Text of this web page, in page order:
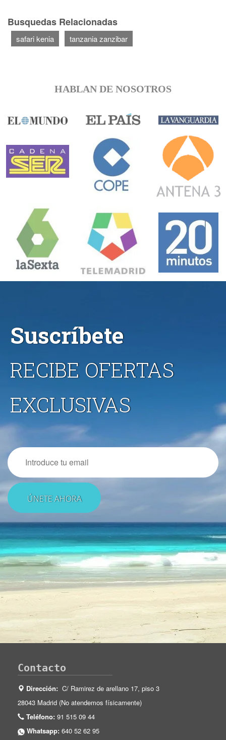
Busquedas Relacionadas
safari kenia tanzania zanzibar
HABLAN DE NOSOTROS
Suscríbete
RECIBE OFERTAS
EXCLUSIVAS
Email
Contacto
Dirección: C/ Ramirez de arellano 17, piso 3
28043 Madrid (No atendemos físicamente)
Teléfono: 91 515 09 44
Whatsapp: 640 52 62 95